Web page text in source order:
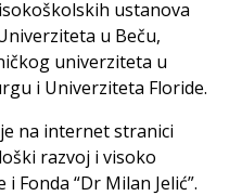
ustanova
u Beču,
univerziteta u
i Univerziteta Floride.
na internet stranici
razvoj i visoko
Fonda “Dr Milan Jelić”.